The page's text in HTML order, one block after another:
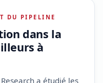
DU PIPELINE
dans la
à
a étudié les